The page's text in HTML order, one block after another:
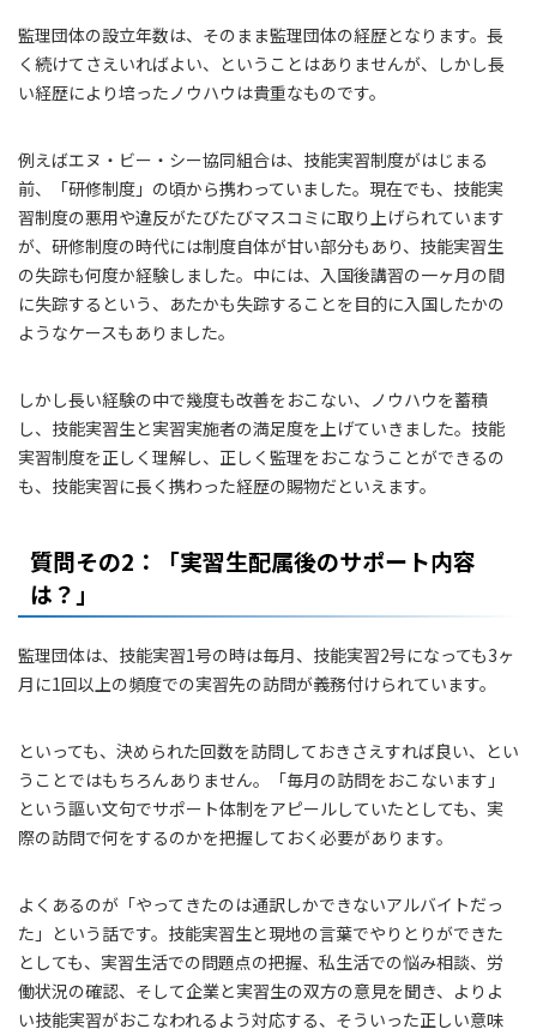
監理団体の設立年数は、そのまま監理団体の経歴となります。長
く続けてさえいればよい、ということはありませんが、しかし長
い経歴により培ったノウハウは貴重なものです。
例えばエヌ・ビー・シー協同組合は、技能実習制度がはじまる
前、「研修制度」の頃から携わっていました。現在でも、技能実
習制度の悪用や違反がたびたびマスコミに取り上げられています
が、研修制度の時代には制度自体が甘い部分もあり、技能実習生
の失踪も何度か経験しました。中には、入国後講習の一ヶ月の間
に失踪するという、あたかも失踪することを目的に入国したかの
ようなケースもありました。
しかし長い経験の中で幾度も改善をおこない、ノウハウを蓄積
し、技能実習生と実習実施者の満足度を上げていきました。技能
実習制度を正しく理解し、正しく監理をおこなうことができるの
も、技能実習に長く携わった経歴の賜物だといえます。
質問その2：「実習生配属後のサポート内容
は？」
監理団体は、技能実習1号の時は毎月、技能実習2号になっても3ヶ
月に1回以上の頻度での実習先の訪問が義務付けられています。
といっても、決められた回数を訪問しておきさえすれば良い、とい
うことではもちろんありません。「毎月の訪問をおこないます」
という謳い文句でサポート体制をアピールしていたとしても、実
際の訪問で何をするのかを把握しておく必要があります。
よくあるのが「やってきたのは通訳しかできないアルバイトだっ
た」という話です。技能実習生と現地の言葉でやりとりができた
としても、実習生活での問題点の把握、私生活での悩み相談、労
働状況の確認、そして企業と実習生の双方の意見を聞き、よりよ
い技能実習がおこなわれるよう対応する、そういった正しい意味